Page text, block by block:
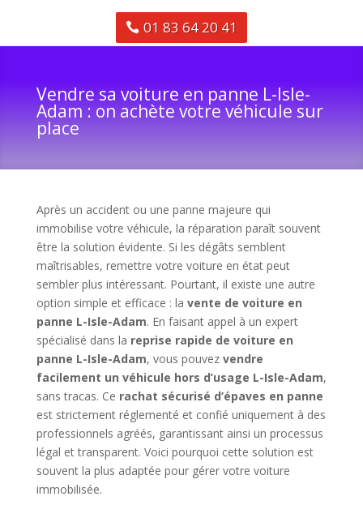
01 83 64 20 41
Vendre sa voiture en panne L-Isle-
Adam : on achète votre véhicule sur
place
Après un accident ou une panne majeure qui
immobilise votre véhicule, la réparation paraît souvent
être la solution évidente. Si les dégâts semblent
maîtrisables, remettre votre voiture en état peut
sembler plus intéressant. Pourtant, il existe une autre
option simple et efficace : la vente de voiture en
panne L-Isle-Adam. En faisant appel à un expert
spécialisé dans la reprise rapide de voiture en
panne L-Isle-Adam, vous pouvez vendre
facilement un véhicule hors d’usage L-Isle-Adam,
sans tracas. Ce rachat sécurisé d’épaves en panne
est strictement réglementé et confié uniquement à des
professionnels agréés, garantissant ainsi un processus
légal et transparent. Voici pourquoi cette solution est
souvent la plus adaptée pour gérer votre voiture
immobilisée.